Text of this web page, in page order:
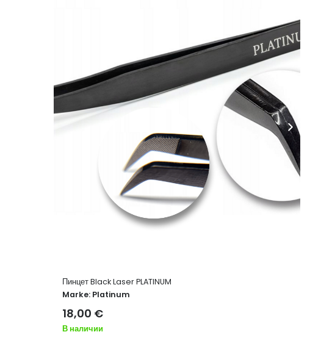
Пинцет для сепарации ресниц прямой Diamond